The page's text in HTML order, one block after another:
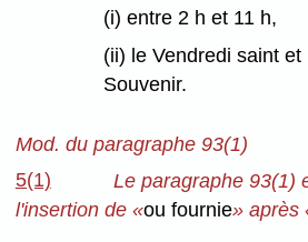
(i) entre 2 h et 11 h,
(ii) le Vendredi saint et
Souvenir.
Mod. du paragraphe 93(1)
5(1)
Le paragraphe 93(1)
l'insertion de «ou fournie» après